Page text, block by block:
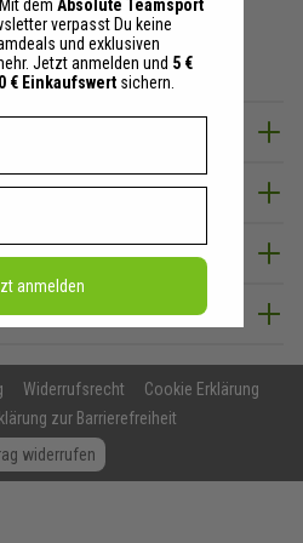
Widerrufsrecht
Cookie Erklärung
zur Barrierefreiheit
widerrufen
dem Absolute Teamsport
verpasst Du keine
und exklusiven
Jetzt anmelden und 5 €
€ Einkaufswert sichern.
anmelden